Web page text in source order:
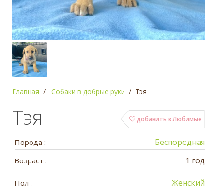
Главная Собаки в добрые руки Тэя
добавить в Любимые
Тэя
Порода : Беспородная
Возраст : 1 год
Пол : Женский